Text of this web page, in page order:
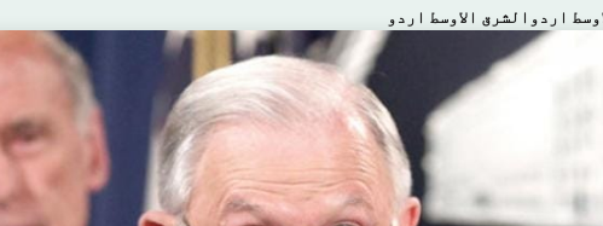
اردوالشرق الاوسط اردو